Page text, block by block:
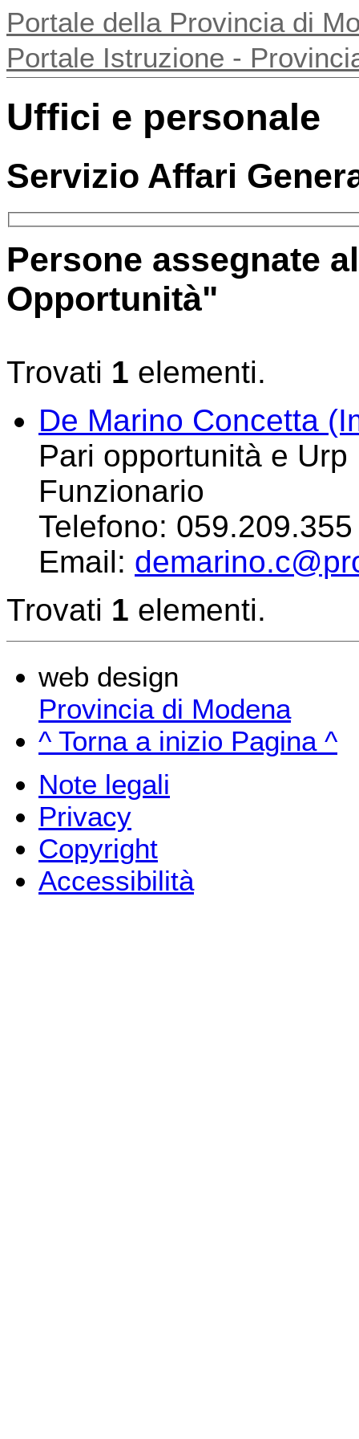
Portale della Provincia di
Portale Istruzione -
Uffici e personale
Servizio Affari
Persone assegnate
Opportunità"
Trovati 1 elementi.
De Marino Concetta
Pari opportunità e Urp
Funzionario
Telefono: 059.209.355
Email:
Trovati 1 elementi.
web design
Provincia di Modena
^ Torna a inizio Pagina ^
Note legali
Privacy
Copyright
Accessibilità